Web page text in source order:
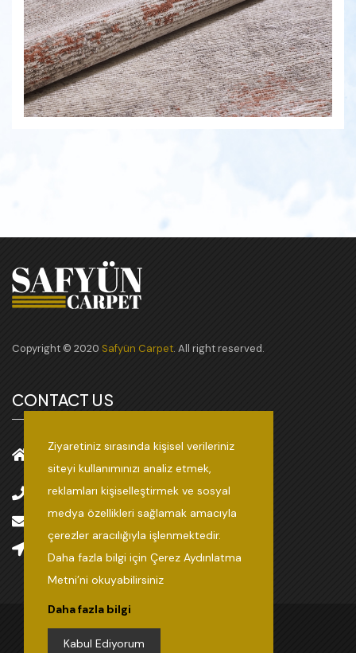
Copyright © 2020 Safyün Carpet. All right reserved.
CONTACT US
5.OSB, 83545 NOLU CADDE NO:7, 27120
Şehitkamil/Gaziantep
+90 (342) 357 00 90
info@safyun.com
Directions
KVKK
Our Policies
Ziyaretiniz sırasında kişisel verileriniz
siteyi kullanımınızı analiz etmek,
reklamları kişiselleştirmek ve sosyal
medya özellikleri sağlamak amacıyla
çerezler aracılığıyla işlenmektedir.
Daha fazla bilgi için Çerez Aydınlatma
Metni’ni okuyabilirsiniz
Daha fazla bilgi
Kabul Ediyorum